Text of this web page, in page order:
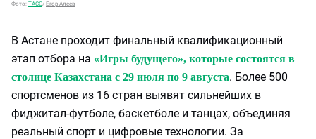
Фото: ТАСС/ Егор Алеев
В Астане проходит финальный квалификационный
этап отбора на «Игры будущего», которые состоятся в
столице Казахстана с 29 июля по 9 августа. Более 500
спортсменов из 16 стран выявят сильнейших в
фиджитал-футболе, баскетболе и танцах, объединяя
реальный спорт и цифровые технологии. За